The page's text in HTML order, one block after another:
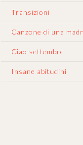
Transizioni
Canzone di una
Ciao settembre
Insane abitudini